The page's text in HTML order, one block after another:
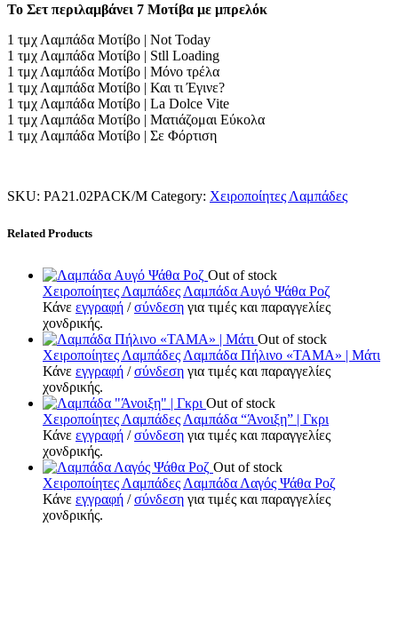
Το Σετ περιλαμβάνει 7 Μοτίβα με μπρελόκ
1 τμχ Λαμπάδα Μοτίβο | Not Today
1 τμχ Λαμπάδα Μοτίβο | Stll Loading
1 τμχ Λαμπάδα Μοτίβο | Μόνο τρέλα
1 τμχ Λαμπάδα Μοτίβο | Και τι Έγινε?
1 τμχ Λαμπάδα Μοτίβο | La Dolce Vite
1 τμχ Λαμπάδα Μοτίβο | Ματιάζομαι Εύκολα
1 τμχ Λαμπάδα Μοτίβο | Σε Φόρτιση
SKU: PA21.02PACK/M Category: Χειροποίητες Λαμπάδες
Related Products
Out of stock
Χειροποίητες Λαμπάδες Λαμπάδα Αυγό Ψάθα Ροζ
Κάνε εγγραφή /σύνδεση για τιμές και παραγγελίες
χονδρικής.
Out of stock
Χειροποίητες Λαμπάδες Λαμπάδα Πήλινο «ΤΑΜΑ» | Μάτι
Κάνε εγγραφή /σύνδεση για τιμές και παραγγελίες
χονδρικής.
Out of stock
Χειροποίητες Λαμπάδες Λαμπάδα “Άνοιξη” | Γκρι
Κάνε εγγραφή /σύνδεση για τιμές και παραγγελίες
χονδρικής.
Out of stock
Χειροποίητες Λαμπάδες Λαμπάδα Λαγός Ψάθα Ροζ
Κάνε εγγραφή /σύνδεση για τιμές και παραγγελίες
χονδρικής.